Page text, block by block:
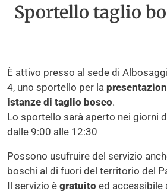
Sportello taglio
È attivo presso al sede di
4, uno sportello per la
istanze di taglio bosco.
Lo sportello sarà aperto nei giorni
dalle 9:00 alle 12:30
Possono usufruire del servizio
boschi al di fuori del territorio del
Il servizio è gratuito ed accessibile